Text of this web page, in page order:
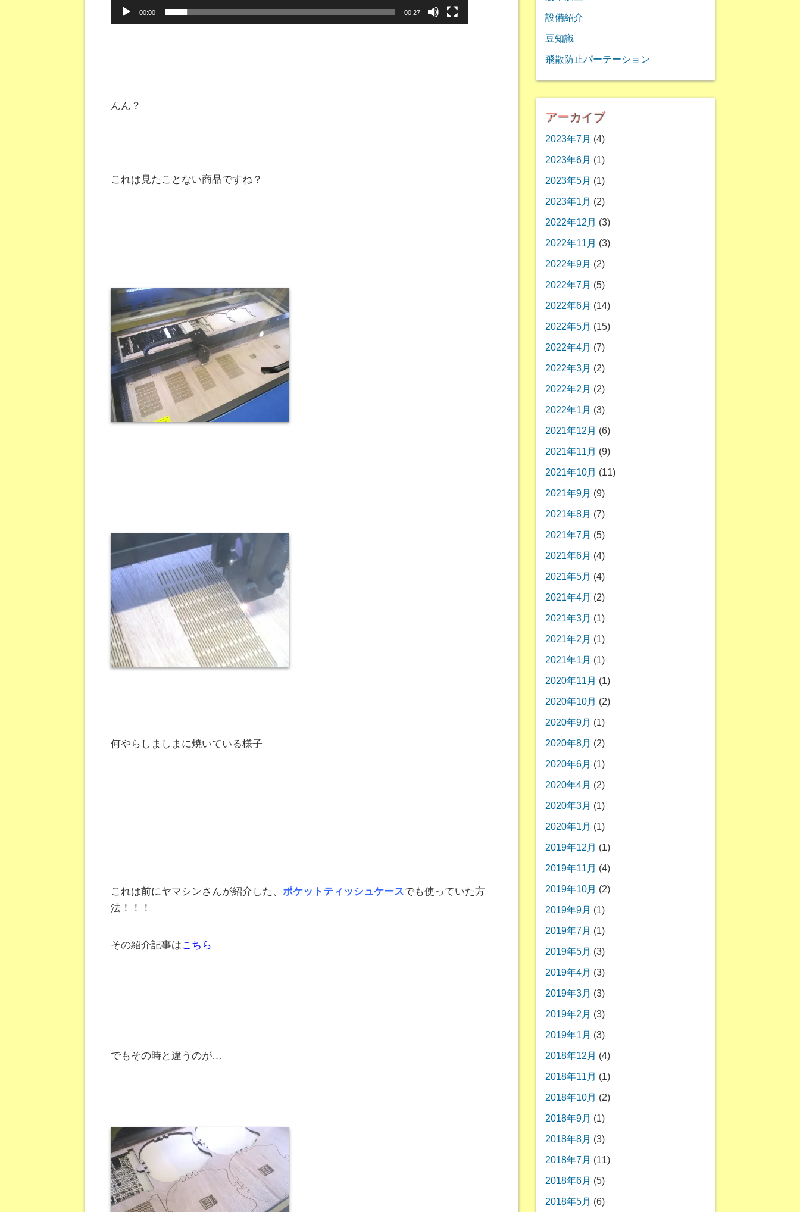
00:00 00:27
んん？
これは見たことない商品ですね？
何やらしましまに焼いている様子
これは前にヤマシンさんが紹介した、 ポケットティッシュケースでも使っていた方
法！！！
その紹介記事はこちら
でもその時と違うのが…
設備紹介
豆知識
飛散防止パーテーション
アーカイブ
2023年7月 (4)
2023年6月 (1)
2023年5月 (1)
2023年1月 (2)
2022年12月 (3)
2022年11月 (3)
2022年9月 (2)
2022年7月 (5)
2022年6月 (14)
2022年5月 (15)
2022年4月 (7)
2022年3月 (2)
2022年2月 (2)
2022年1月 (3)
2021年12月 (6)
2021年11月 (9)
2021年10月 (11)
2021年9月 (9)
2021年8月 (7)
2021年7月 (5)
2021年6月 (4)
2021年5月 (4)
2021年4月 (2)
2021年3月 (1)
2021年2月 (1)
2021年1月 (1)
2020年11月 (1)
2020年10月 (2)
2020年9月 (1)
2020年8月 (2)
2020年6月 (1)
2020年4月 (2)
2020年3月 (1)
2020年1月 (1)
2019年12月 (1)
2019年11月 (4)
2019年10月 (2)
2019年9月 (1)
2019年7月 (1)
2019年5月 (3)
2019年4月 (3)
2019年3月 (3)
2019年2月 (3)
2019年1月 (3)
2018年12月 (4)
2018年11月 (1)
2018年10月 (2)
2018年9月 (1)
2018年8月 (3)
2018年7月 (11)
2018年6月 (5)
2018年5月 (6)